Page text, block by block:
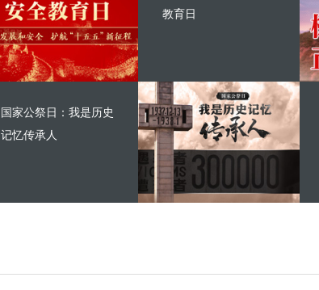
教育日
国家公祭日：我是历史
记忆传承人